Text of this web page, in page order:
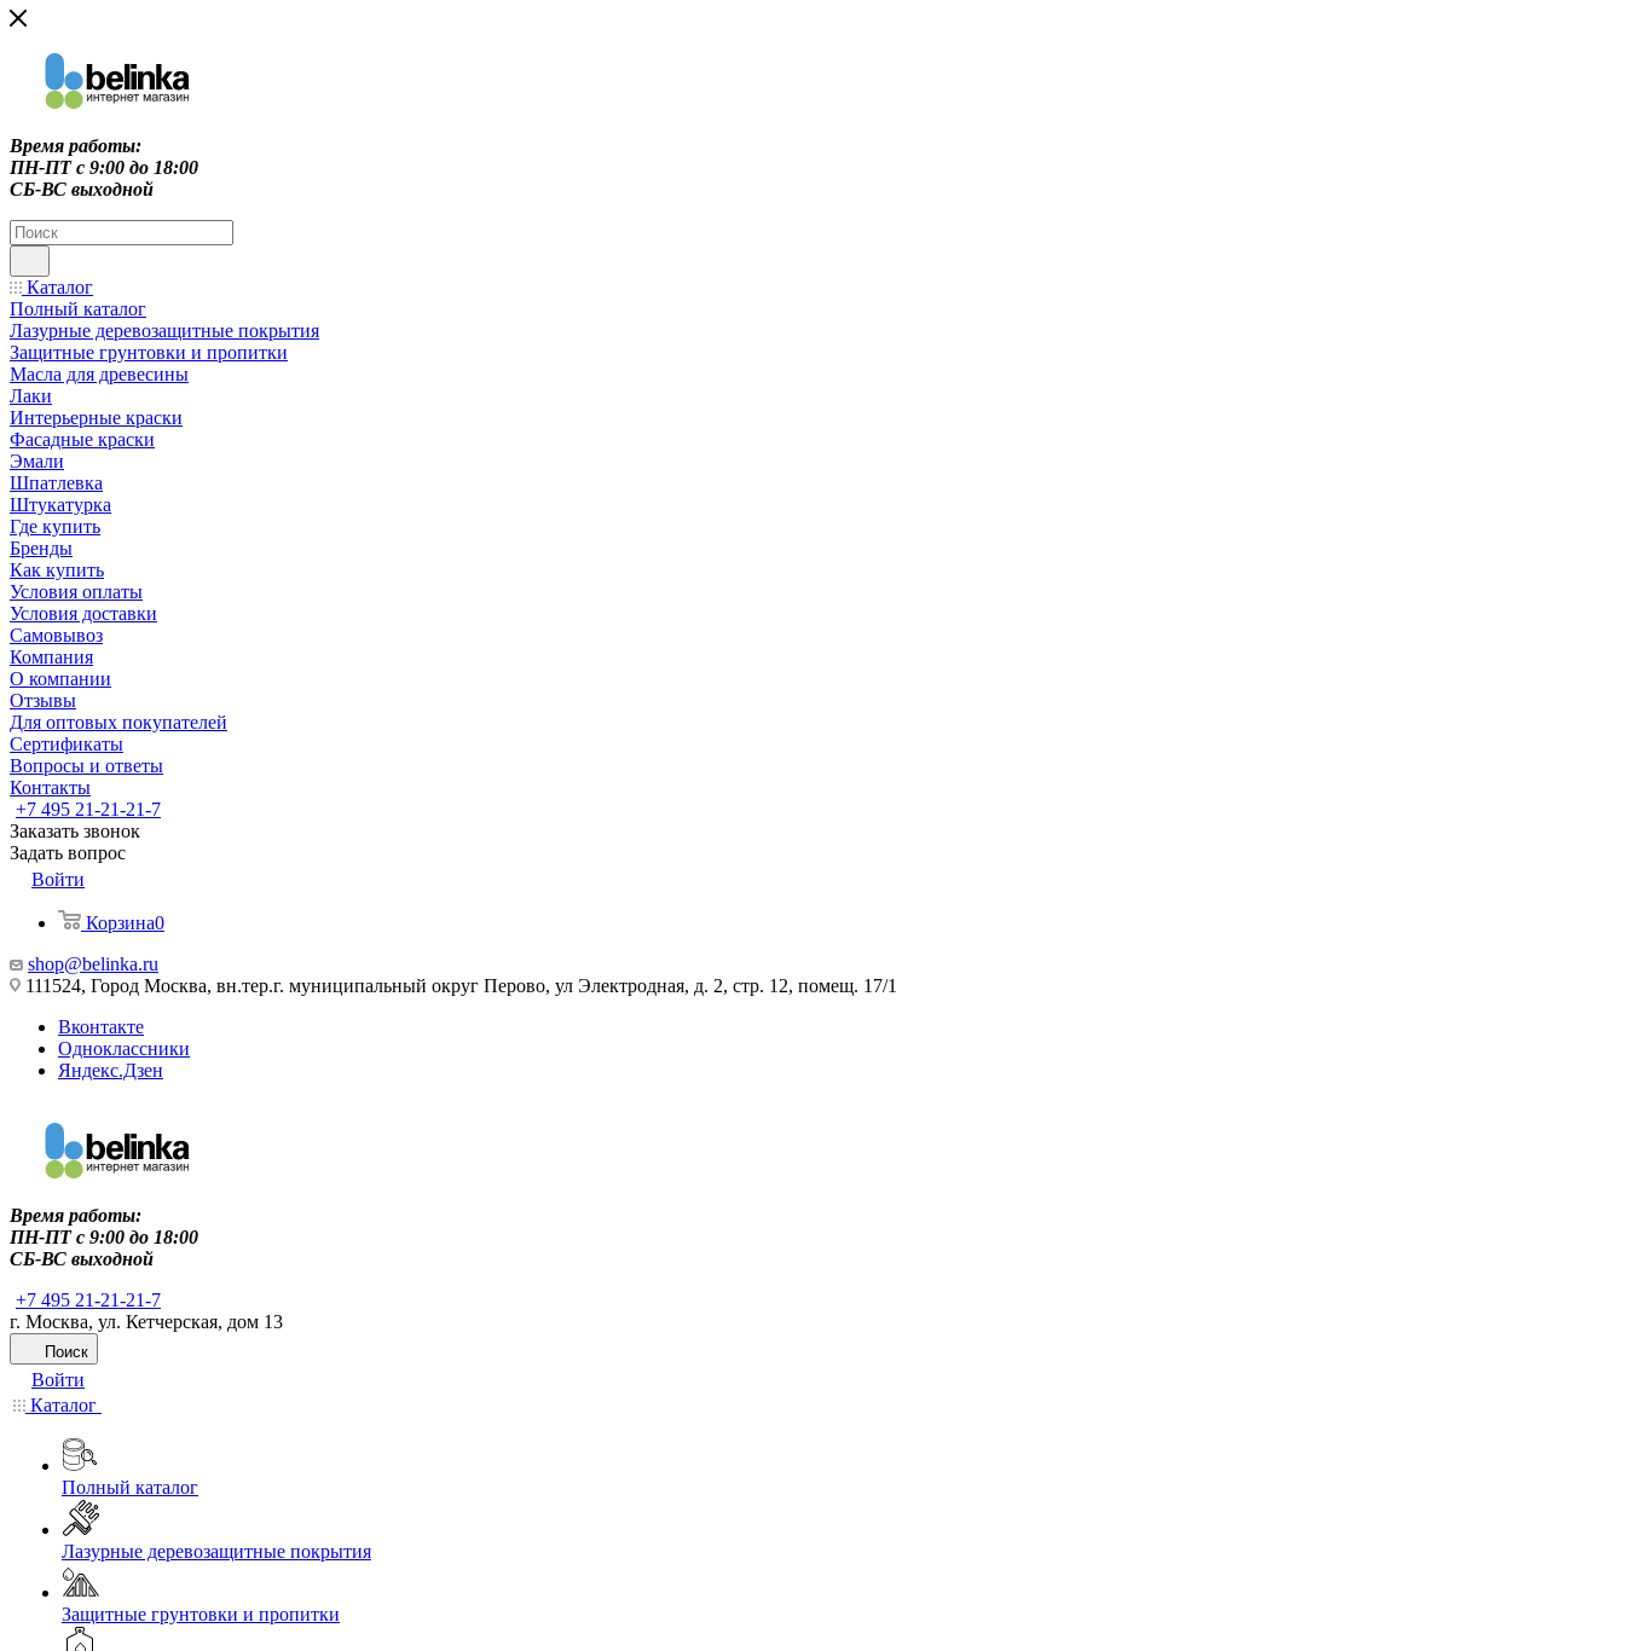
Время работы:
ПН-ПТ c 9:00 до 18:00
СБ-ВС выходной
Каталог
Полный каталог
Лазурные деревозащитные покрытия
Защитные грунтовки и пропитки
Масла для древесины
Лаки
Интерьерные краски
Фасадные краски
Эмали
Шпатлевка
Штукатурка
Где купить
Бренды
Как купить
Условия оплаты
Условия доставки
Самовывоз
Компания
О компании
Отзывы
Для оптовых покупателей
Сертификаты
Вопросы и ответы
Контакты
+7 495 21-21-21-7
Заказать звонок
Задать вопрос
Войти
Корзина0
shop@belinka.ru
111524, Город Москва, вн.тер.г. муниципальный округ Перово, ул Электродная, д. 2, стр. 12, помещ. 17/1
Вконтакте
Одноклассники
Яндекс.Дзен
Время работы:
ПН-ПТ c 9:00 до 18:00
СБ-ВС выходной
+7 495 21-21-21-7
г. Москва, ул. Кетчерская, дом 13
Поиск
Войти
Каталог
Полный каталог
Лазурные деревозащитные покрытия
Защитные грунтовки и пропитки